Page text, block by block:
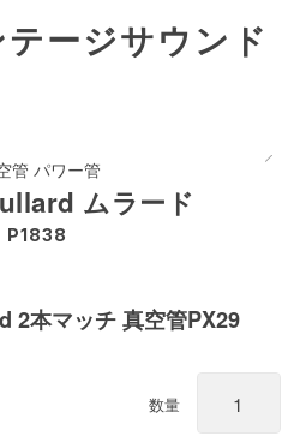
ムラード
P1838
2本マッチ 真空管PX29
数量